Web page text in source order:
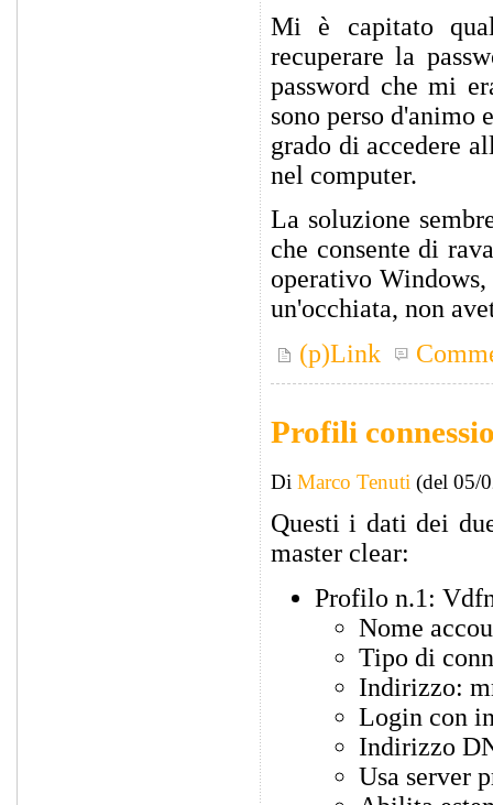
Mi è capitato
recuperare la
password che mi
sono perso d'animo
grado di accedere
nel computer.
La soluzione
che consente di
operativo
un'occhiata, non
(p)Link
Profili
Di Marco Tenuti (del 05/
Questi i dati dei
master clear:
Profilo n.1:
Nome
Tipo di
Indirizzo:
Login con
Indirizzo
Usa server